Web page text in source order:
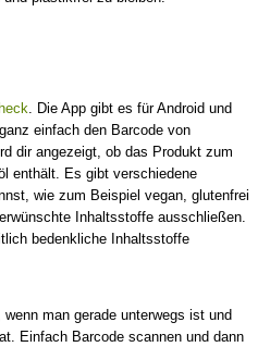
. Die App gibt es für Android und
einfach den Barcode von
dir angezeigt, ob das Produkt zum
enthält. Es gibt verschiedene
wie zum Beispiel vegan, glutenfrei
Inhaltsstoffe ausschließen.
bedenkliche Inhaltsstoffe
man gerade unterwegs ist und
Einfach Barcode scannen und dann